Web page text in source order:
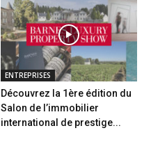
ENTREPRISES
Découvrez la 1ère édition du
Salon de l’immobilier
international de prestige...